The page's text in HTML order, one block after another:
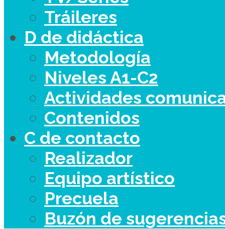
Tráileres
D de didáctica
Metodología
Niveles A1-C2
Actividades
Contenidos
C de contacto
Realizador
Equipo artístico
Precuela
Buzón de